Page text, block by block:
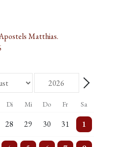
Matthias.
Weiter - Monat
Di Mi Do Fr Sa
Veranstaltung
28
2 Veranstaltungen
29
Einzelne Veranstaltung
30
2 Veranstaltungen
31
Einzelne Veranstaltung
1
5 Veranstaltungen
3 Veranstaltungen
4 Veranstaltungen
4 Veranstaltungen
3 Veranstaltungen
5 Veranstaltungen